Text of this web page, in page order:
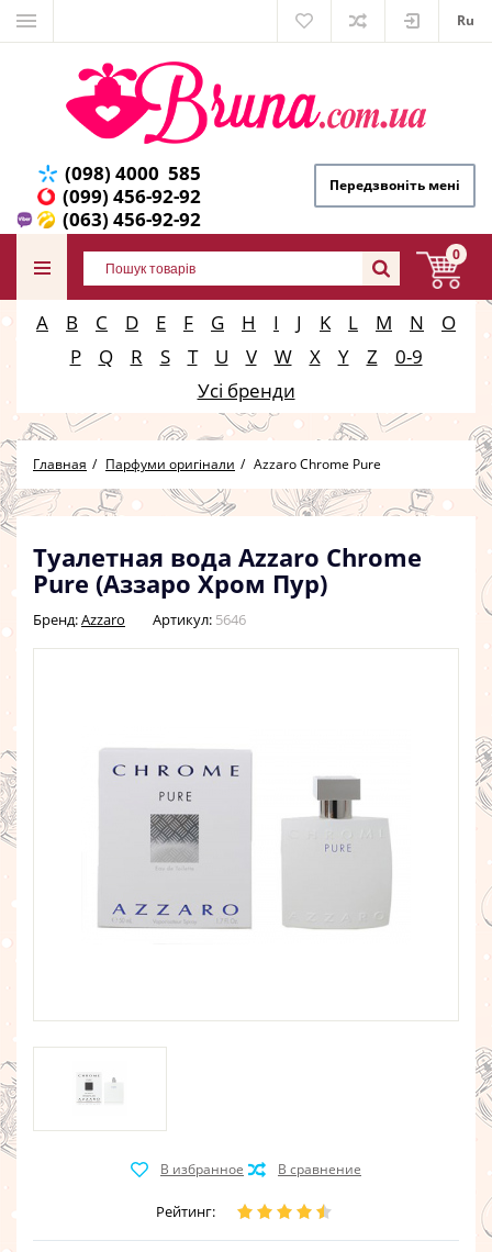
Ru
(098) 4000 585
(099) 456-92-92
(063) 456-92-92
Передзвоніть мені
0
A B C D E F G H I J K L M N
O
P
Q R S T U V W X Y Z
0-9
Усі бренди
Главная Парфуми оригінали Azzaro Chrome Pure
Туалетная вода Azzaro Chrome
Pure (Аззаро Хром Пур)
Бренд:Azzaro Артикул: 5646
Рейтинг: